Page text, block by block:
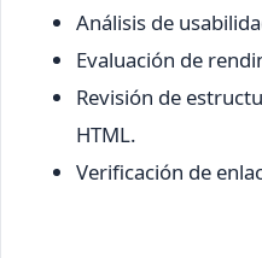
Análisis de
Evaluación de
Revisión de
HTML.
Verificación de